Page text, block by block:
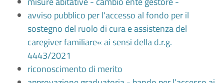
avviso pubblico per l'accesso al fondo per il
sostegno del ruolo di cura e assistenza del
caregiver familiare« ai sensi della d.r.g.
4443/2021
riconoscimento di merito